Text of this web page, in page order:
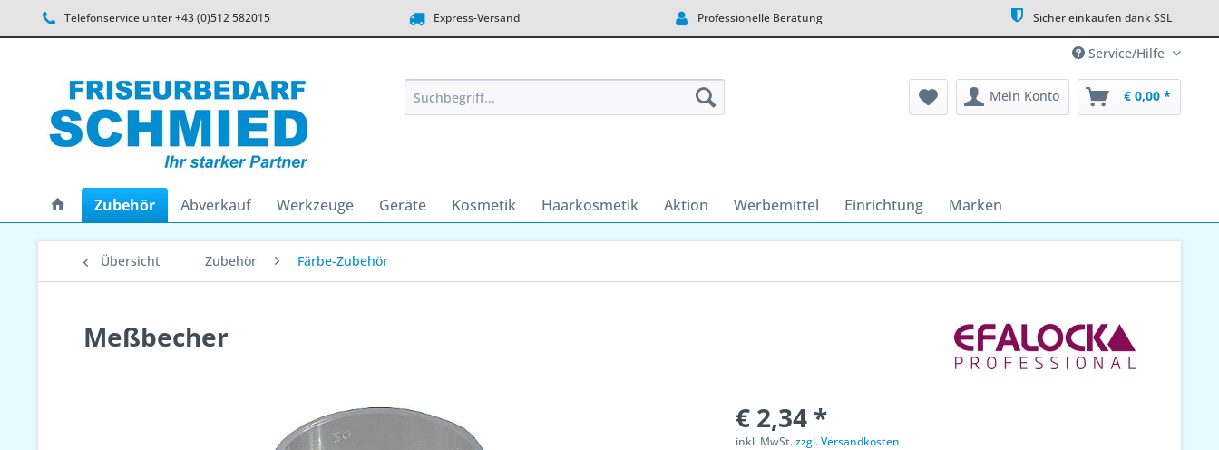
Telefonservice unter +43 (0)512 582015 Express-Versand Professionelle Beratung Sicher einkaufen dank SSL
Service/Hilfe
Mein Konto € 0,00 *
Zubehör Abverkauf Werkzeuge Geräte Kosmetik Haarkosmetik Aktion Werbemittel Einrichtung Marken
Übersicht Zubehör Färbe-Zubehör
Meßbecher
€ 2,34 *
inkl. MwSt.zzgl. Versandkosten